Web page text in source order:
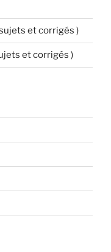
et corrigés )
et corrigés )